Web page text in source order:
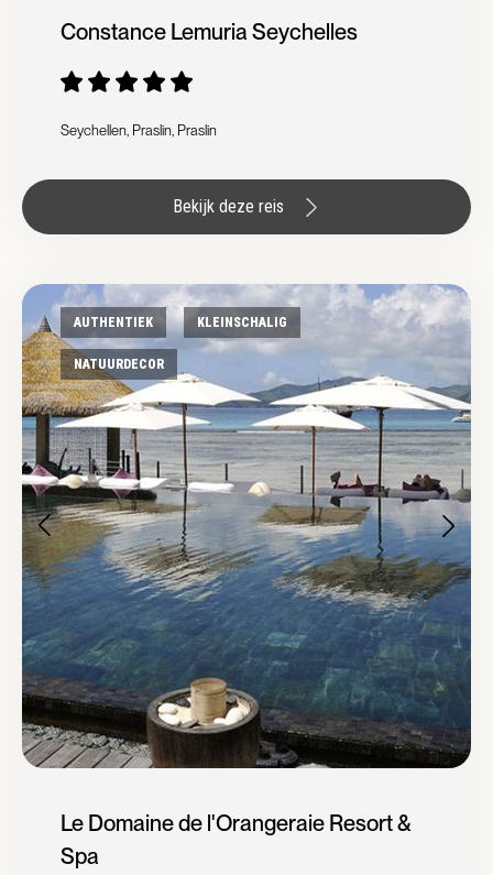
Constance Lemuria Seychelles
Seychellen, Praslin, Praslin
Bekijk deze reis
AUTHENTIEK KLEINSCHALIG
NATUURDECOR
Le Domaine de l'Orangeraie Resort &
Spa